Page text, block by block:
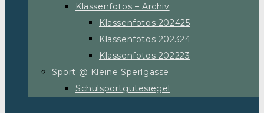
Klassenfotos – Archiv
Klassenfotos 202425
Klassenfotos 202324
Klassenfotos 202223
Sport @ Kleine Sperlgasse
Schulsportgütesiegel